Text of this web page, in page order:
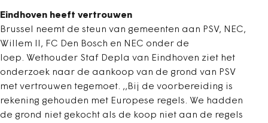
Eindhoven heeft vertrouwen
Brussel neemt de steun van gemeenten aan PSV, NEC,
Willem II, FC Den Bosch en NEC onder de
loep. Wethouder Staf Depla van Eindhoven ziet het
onderzoek naar de aankoop van de grond van PSV
met vertrouwen tegemoet. ,,Bij de voorbereiding is
rekening gehouden met Europese regels. We hadden
de grond niet gekocht als de koop niet aan de regels